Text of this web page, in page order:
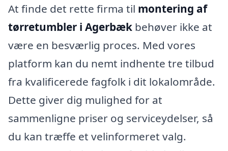
At finde det rette firma til montering af
tørretumbler i Agerbæk behøver ikke at
være en besværlig proces. Med vores
platform kan du nemt indhente tre tilbud
fra kvalificerede fagfolk i dit lokalområde.
Dette giver dig mulighed for at
sammenligne priser og serviceydelser, så
du kan træffe et velinformeret valg.